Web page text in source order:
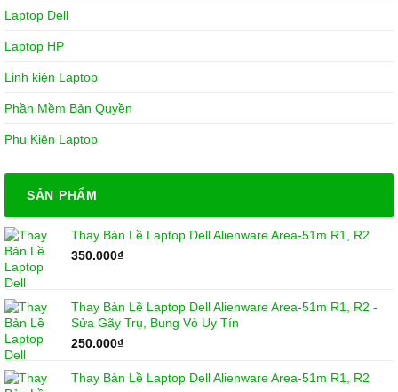
Laptop Dell
Laptop HP
Linh kiện Laptop
Phần Mềm Bản Quyền
Phụ Kiện Laptop
SẢN PHẨM
Thay Bản Lề Laptop Dell Alienware Area-51m R1, R2
350.000₫
Thay Bản Lề Laptop Dell Alienware Area-51m R1, R2 -
Sửa Gãy Trụ, Bung Vỏ Uy Tín
250.000₫
Thay Bản Lề Laptop Dell Alienware Area-51m R1, R2